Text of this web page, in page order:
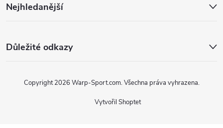
Nejhledanější
Důležité odkazy
Vytvořil Shoptet
Copyright 2026 Warp-Sport.com. Všechna práva vyhrazena.